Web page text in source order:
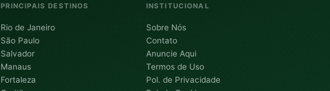
PRINCIPAIS DESTINOS
Rio de Janeiro
São Paulo
Salvador
Manaus
Fortaleza
INSTITUCIONAL
Sobre Nós
Contato
Anuncie Aqui
Termos de Uso
Pol. de Privacidade